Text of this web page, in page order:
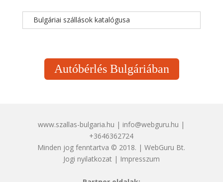
Bulgáriai szállások katalógusa
Autóbérlés Bulgáriában
www.szallas-bulgaria.hu | info@webguru.hu |
+3646362724
Minden jog fenntartva © 2018. | WebGuru Bt.
Jogi nyilatkozat| Impresszum